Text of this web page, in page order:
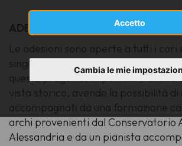
Accetto
Cambia le mie
ADESIONI
Le adesioni sono aperte a tutti i cori
singoli iscritti ad ACP che vogliono
questo progetto, importante anche
vista storico, avendo la possibilità
accompagnati da una formazione
archi provenienti dal Conservatorio
Alessandria e da un pianista